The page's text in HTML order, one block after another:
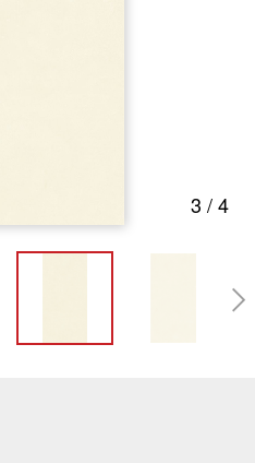
3 /4
